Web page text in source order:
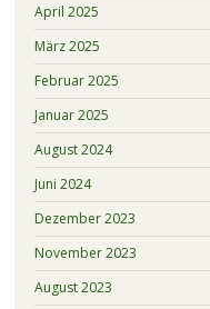
April 2025
März 2025
Februar 2025
Januar 2025
August 2024
Juni 2024
Dezember 2023
November 2023
August 2023